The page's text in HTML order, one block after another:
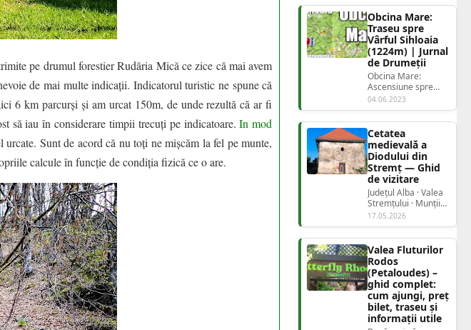
pe drumul forestier Rudăria Mică ce zice că mai avem
de mai multe indicații. Indicatorul turistic ne spune că
6 km parcurși și am urcat 150m, de unde rezultă că ar fi
să iau în considerare timpii trecuți pe indicatoare.In mod
Sunt de acord că nu toți ne mișcăm la fel pe munte,
calcule în funcție de condiția fizică ce o are.
indiferent d...
Obcina Mare:
Traseu spre
Vârful Sihloaia
(1224m) | Jurnal
de Drumeții
Obcina Mare:
Ascensiune spre
Vârful Sihloaia.
Obcina Mare
reprezintă cea mai
estică...
04.06.2023
Cetatea
medievală a
Diodului din
Stremț — Ghid
de vizitare
Județul Alba · Valea
Stremțului · Munții
Trascău Cetatea
medievalăa Diod...
17.05.2026
Valea Fluturilor
Rodos
(Petaloudes) –
ghid complet:
cum ajungi, preț
bilet, traseu și
informații utile